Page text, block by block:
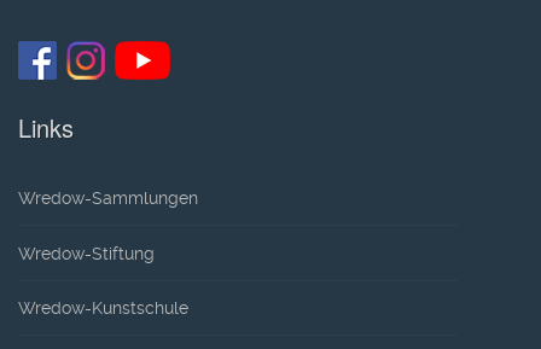
Links
Wredow-Sammlungen
Wredow-Stiftung
Wredow-Kunstschule